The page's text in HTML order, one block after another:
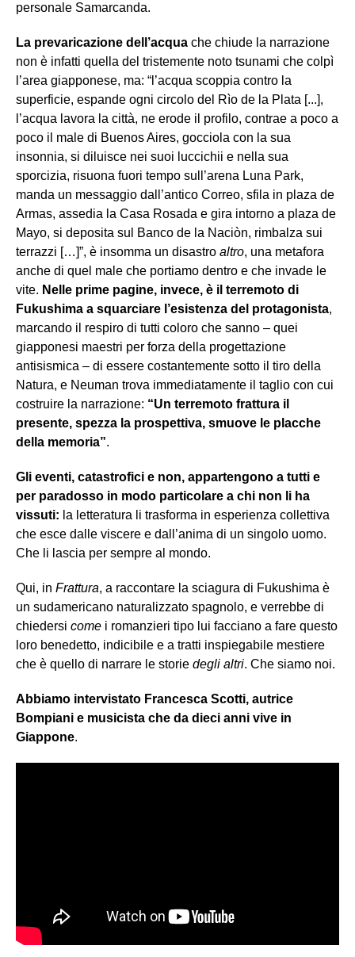
personale Samarcanda.
La prevaricazione dell’acqua che chiude la narrazione
non è infatti quella del tristemente noto tsunami che colpì
l’area giapponese, ma: “l’acqua scoppia contro la
superficie, espande ogni circolo del Rìo de la Plata [...],
l’acqua lavora la città, ne erode il profilo, contrae a poco a
poco il male di Buenos Aires, gocciola con la sua
insonnia, si diluisce nei suoi luccichii e nella sua
sporcizia, risuona fuori tempo sull’arena Luna Park,
manda un messaggio dall’antico Correo, sfila in plaza de
Armas, assedia la Casa Rosada e gira intorno a plaza de
Mayo, si deposita sul Banco de la Naciòn, rimbalza sui
terrazzi […]”, è insomma un disastro altro, una metafora
anche di quel male che portiamo dentro e che invade le
vite. Nelle prime pagine, invece, è il terremoto di
Fukushima a squarciare l’esistenza del protagonista,
marcando il respiro di tutti coloro che sanno – quei
giapponesi maestri per forza della progettazione
antisismica – di essere costantemente sotto il tiro della
Natura, e Neuman trova immediatamente il taglio con cui
costruire la narrazione: “Un terremoto frattura il
presente, spezza la prospettiva, smuove le placche
della memoria”.
Gli eventi, catastrofici e non, appartengono a tutti e
per paradosso in modo particolare a chi non li ha
vissuti: la letteratura li trasforma in esperienza collettiva
che esce dalle viscere e dall’anima di un singolo uomo.
Che li lascia per sempre al mondo.
Qui, in Frattura, a raccontare la sciagura di Fukushima è
un sudamericano naturalizzato spagnolo, e verrebbe di
chiedersi come i romanzieri tipo lui facciano a fare questo
loro benedetto, indicibile e a tratti inspiegabile mestiere
che è quello di narrare le storie degli altri. Che siamo noi.
Abbiamo intervistato Francesca Scotti, autrice
Bompiani e musicista che da dieci anni vive in
Giappone.